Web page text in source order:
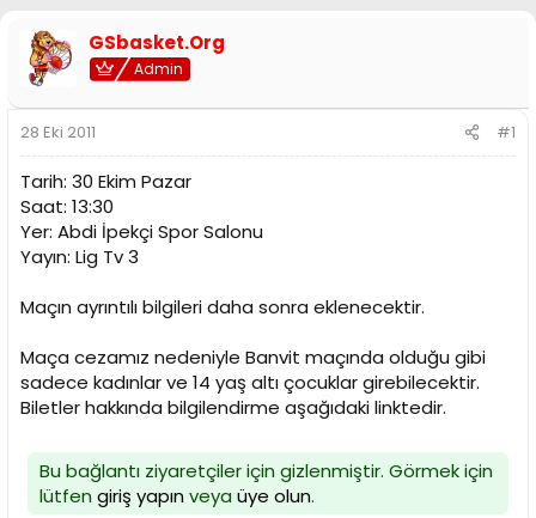
u
y
u
a
ş
l
a
t
a
n
a
n
ı
t
a
i
h
GSbasket.Org
Admin
28 Eki 2011 #1
Tarih: 30 Ekim Pazar
Saat: 13:30
Yer: Abdi İpekçi Spor Salonu
Yayın: Lig Tv 3
Maçın ayrıntılı bilgileri daha sonra eklenecektir.
Maça cezamız nedeniyle Banvit maçında olduğu gibi
sadece kadınlar ve 14 yaş altı çocuklar girebilecektir.
Biletler hakkında bilgilendirme aşağıdaki linktedir.
Bu bağlantı ziyaretçiler için gizlenmiştir. Görmek için
lütfen giriş yapınveya üye olun.